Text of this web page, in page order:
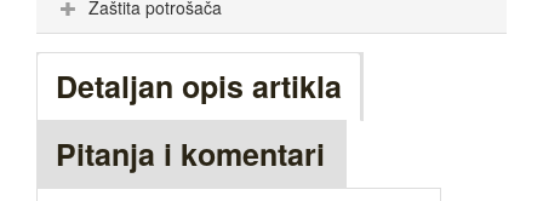
Zaštita potrošača
Detaljan opis artikla
Pitanja i komentari